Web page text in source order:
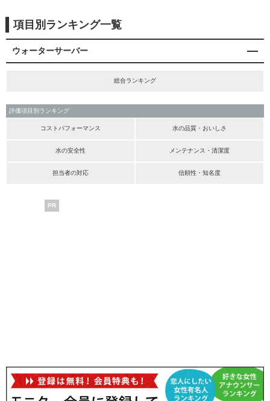
項目別ランキング一覧
ウォーターサーバー
総合ランキング
評価項目別ランキング
コストパフォーマンス 水の品質・おいしさ
水の安全性 メンテナンス・清潔度
担当者の対応 信頼性・知名度
PR